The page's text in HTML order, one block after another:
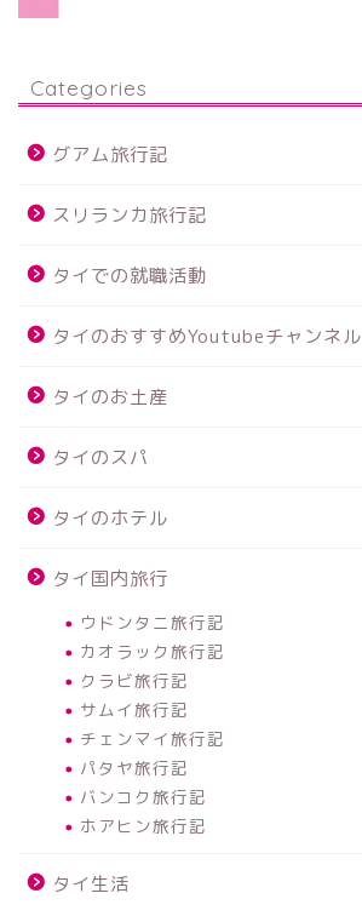
Categories
グアム旅行記
スリランカ旅行記
タイでの就職活動
タイのおすすめYoutubeチャンネル
タイのお土産
タイのスパ
タイのホテル
タイ国内旅行
ウドンタニ旅行記
カオラック旅行記
クラビ旅行記
サムイ旅行記
チェンマイ旅行記
パタヤ旅行記
バンコク旅行記
ホアヒン旅行記
タイ生活